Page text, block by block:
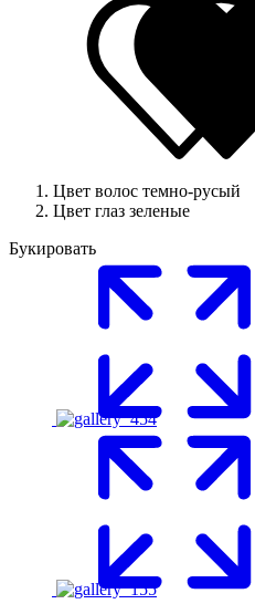
Цвет волос темно-русый
Цвет глаз зеленые
Букировать